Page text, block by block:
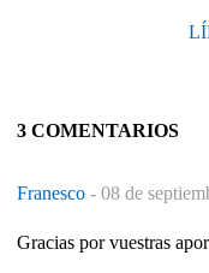
3 COMENTARIOS
Franesco - 08 de
Gracias por vuestras